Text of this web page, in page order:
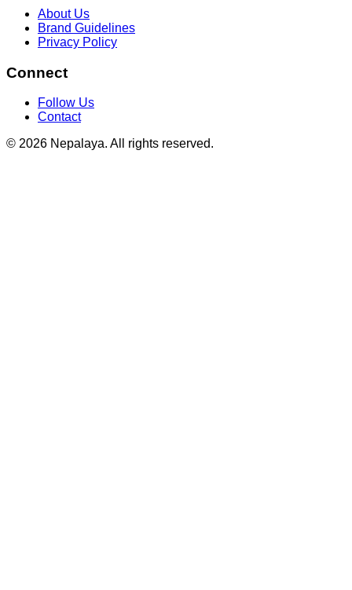
About Us
Brand Guidelines
Privacy Policy
Connect
Follow Us
Contact
© 2026 Nepalaya. All rights reserved.